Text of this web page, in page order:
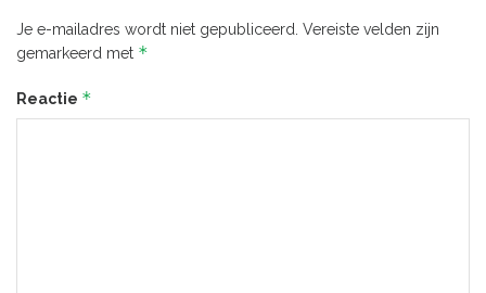
Je e-mailadres wordt niet gepubliceerd. Vereiste velden zijn
gemarkeerd met *
Reactie *